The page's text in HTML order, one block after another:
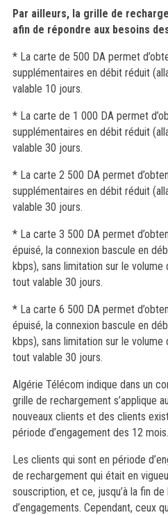
Par ailleurs, la grille de
afin de répondre aux besoins
* La carte de 500 DA permet
supplémentaires en débit réduit
valable 10 jours.
* La carte de 1 000 DA permet
supplémentaires en débit réduit
valable 30 jours.
* La carte 2 500 DA permet
supplémentaires en débit réduit
valable 30 jours.
* La carte 3 500 DA permet
épuisé, la connexion bascule en
kbps), sans limitation sur le volume
tout valable 30 jours.
* La carte 6 500 DA permet
épuisé, la connexion bascule en
kbps), sans limitation sur le volume
tout valable 30 jours.
Algérie Télécom indique dans un
grille de rechargement s’applique
nouveaux clients et des clients
période d’engagement des 12 mois.
Les clients qui sont en période
de rechargement qui était en
souscription, et ce, jusqu’à la fin
d’engagements. Cependant, ceux